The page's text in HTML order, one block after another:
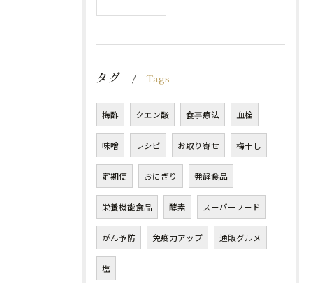
タグ Tags
梅酢 クエン酸 食事療法 血栓
味噌 レシピ お取り寄せ 梅干し
定期便 おにぎり 発酵食品
栄養機能食品 酵素 スーパーフード
がん予防 免疫力アップ 通販グルメ
塩